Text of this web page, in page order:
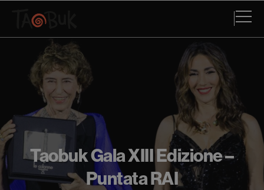
Taobuk Gala XIII Edizione –
Puntata RAI